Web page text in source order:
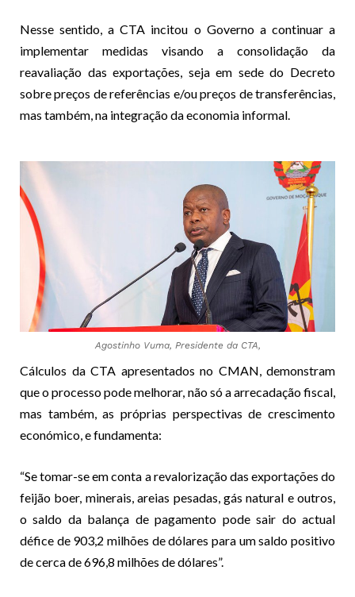
Nesse sentido, a CTA incitou o Governo a continuar a
implementar medidas visando a consolidação da
reavaliação das exportações, seja em sede do Decreto
sobre preços de referências e/ou preços de transferências,
mas também, na integração da economia informal.
Agostinho Vuma, Presidente da CTA,
Cálculos da CTA apresentados no CMAN, demonstram
que o processo pode melhorar, não só a arrecadação fiscal,
mas também, as próprias perspectivas de crescimento
económico, e fundamenta:
“Se tomar-se em conta a revalorização das exportações do
feijão boer, minerais, areias pesadas, gás natural e outros,
o saldo da balança de pagamento pode sair do actual
défice de 903,2 milhões de dólares para um saldo positivo
de cerca de 696,8 milhões de dólares”.